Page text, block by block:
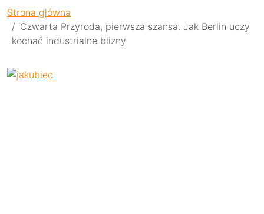
Strona główna
Czwarta Przyroda, pierwsza szansa. Jak Berlin uczy
kochać industrialne blizny